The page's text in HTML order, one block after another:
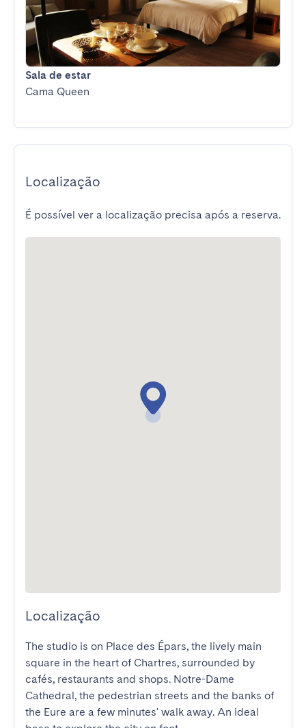
Sala de estar
Cama Queen
Localização
É possível ver a localização precisa após a reserva.
Localização
The studio is on Place des Épars, the lively main
square in the heart of Chartres, surrounded by
cafés, restaurants and shops. Notre-Dame
Cathedral, the pedestrian streets and the banks of
the Eure are a few minutes' walk away. An ideal